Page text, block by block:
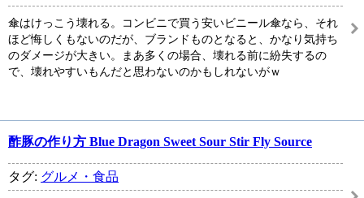
傘はけっこう壊れる。コンビニで買う安いビニール傘なら、それ
ほど悔しくもないのだが、ブランドものとなると、かなり気持ち
のダメージが大きい。まあ多くの場合、壊れる前に紛失するの
で、壊れやすいもんだと思わないのかもしれないがｗ
酢豚の作り方 Blue Dragon Sweet Sour Stir Fly Source
タグ: グルメ・食品